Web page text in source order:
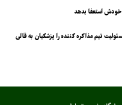
استعفا بدهد
تیم مذاکره کننده را پزشکیان به قالی